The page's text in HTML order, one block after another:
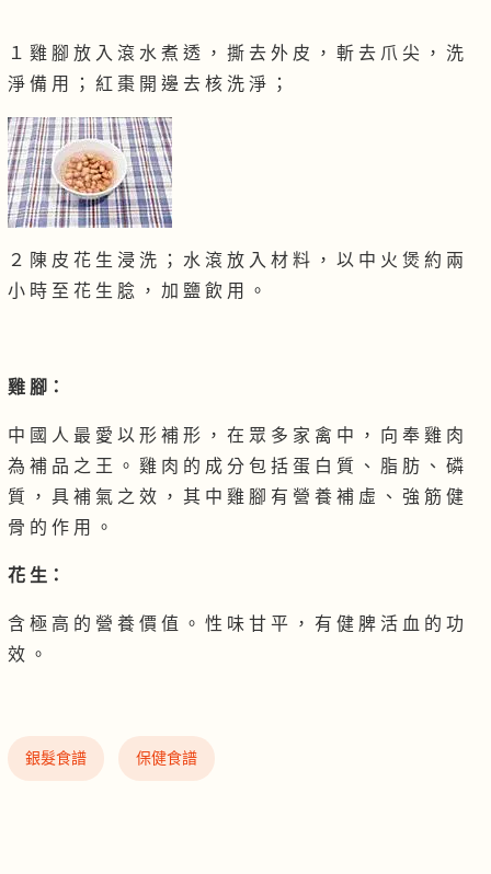
１ 雞 腳 放 入 滾 水 煮 透 ， 撕 去 外 皮 ， 斬 去 爪 尖 ， 洗
淨 備 用 ； 紅 棗 開 邊 去 核 洗 淨 ；
２ 陳 皮 花 生 浸 洗 ； 水 滾 放 入 材 料 ， 以 中 火 煲 約 兩
小 時 至 花 生 腍 ， 加 鹽 飲 用 。
雞 腳：
中 國 人 最 愛 以 形 補 形 ， 在 眾 多 家 禽 中 ， 向 奉 雞 肉
為 補 品 之 王 。 雞 肉 的 成 分 包 括 蛋 白 質 、 脂 肪 、 磷
質 ， 具 補 氣 之 效 ， 其 中 雞 腳 有 營 養 補 虛 、 強 筋 健
骨 的 作 用 。
花 生：
含 極 高 的 營 養 價 值 。 性 味 甘 平 ， 有 健 脾 活 血 的 功
效 。
銀髮食譜 保健食譜